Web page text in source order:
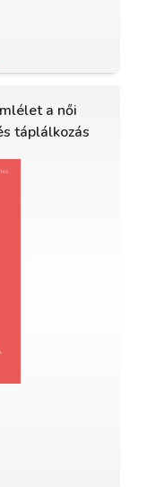
a női
táplálkozás